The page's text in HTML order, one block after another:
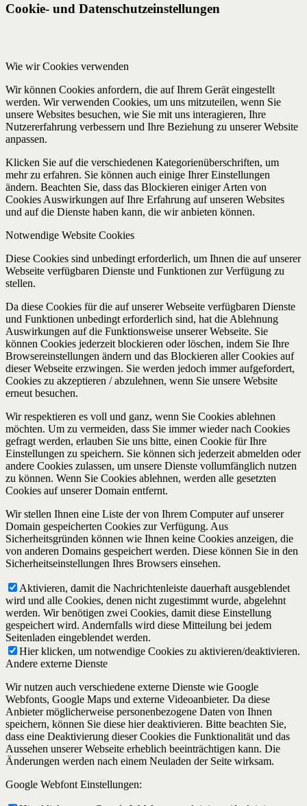
Cookie- und Datenschutzeinstellungen
Wie wir Cookies verwenden
Wir können Cookies anfordern, die auf Ihrem Gerät eingestellt
werden. Wir verwenden Cookies, um uns mitzuteilen, wenn Sie
unsere Websites besuchen, wie Sie mit uns interagieren, Ihre
Nutzererfahrung verbessern und Ihre Beziehung zu unserer Website
anpassen.
Klicken Sie auf die verschiedenen Kategorienüberschriften, um
mehr zu erfahren. Sie können auch einige Ihrer Einstellungen
ändern. Beachten Sie, dass das Blockieren einiger Arten von
Cookies Auswirkungen auf Ihre Erfahrung auf unseren Websites
und auf die Dienste haben kann, die wir anbieten können.
Notwendige Website Cookies
Diese Cookies sind unbedingt erforderlich, um Ihnen die auf unserer
Webseite verfügbaren Dienste und Funktionen zur Verfügung zu
stellen.
Da diese Cookies für die auf unserer Webseite verfügbaren Dienste
und Funktionen unbedingt erforderlich sind, hat die Ablehnung
Auswirkungen auf die Funktionsweise unserer Webseite. Sie
können Cookies jederzeit blockieren oder löschen, indem Sie Ihre
Browsereinstellungen ändern und das Blockieren aller Cookies auf
dieser Webseite erzwingen. Sie werden jedoch immer aufgefordert,
Cookies zu akzeptieren / abzulehnen, wenn Sie unsere Website
erneut besuchen.
Wir respektieren es voll und ganz, wenn Sie Cookies ablehnen
möchten. Um zu vermeiden, dass Sie immer wieder nach Cookies
gefragt werden, erlauben Sie uns bitte, einen Cookie für Ihre
Einstellungen zu speichern. Sie können sich jederzeit abmelden oder
andere Cookies zulassen, um unsere Dienste vollumfänglich nutzen
zu können. Wenn Sie Cookies ablehnen, werden alle gesetzten
Cookies auf unserer Domain entfernt.
Wir stellen Ihnen eine Liste der von Ihrem Computer auf unserer
Domain gespeicherten Cookies zur Verfügung. Aus
Sicherheitsgründen können wie Ihnen keine Cookies anzeigen, die
von anderen Domains gespeichert werden. Diese können Sie in den
Sicherheitseinstellungen Ihres Browsers einsehen.
Aktivieren, damit die Nachrichtenleiste dauerhaft ausgeblendet
wird und alle Cookies, denen nicht zugestimmt wurde, abgelehnt
werden. Wir benötigen zwei Cookies, damit diese Einstellung
gespeichert wird. Andernfalls wird diese Mitteilung bei jedem
Seitenladen eingeblendet werden.
Hier klicken, um notwendige Cookies zu aktivieren/deaktivieren.
Andere externe Dienste
Wir nutzen auch verschiedene externe Dienste wie Google
Webfonts, Google Maps und externe Videoanbieter. Da diese
Anbieter möglicherweise personenbezogene Daten von Ihnen
speichern, können Sie diese hier deaktivieren. Bitte beachten Sie,
dass eine Deaktivierung dieser Cookies die Funktionalität und das
Aussehen unserer Webseite erheblich beeinträchtigen kann. Die
Änderungen werden nach einem Neuladen der Seite wirksam.
Google Webfont Einstellungen: